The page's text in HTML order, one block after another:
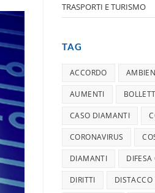
TRASPORTI E TURISMO
TAG
ACCORDO
AUMENTI
CASO DIAMANTI
CORONAVIRUS
DIAMANTI
DIRITTI DISTACCO